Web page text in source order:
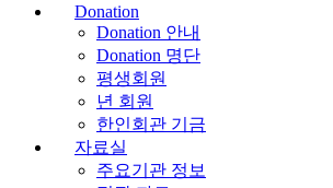
Donation
Donation 안내
Donation 명단
평생회원
년 회원
한인회관 기금
자료실
주요기관 정보